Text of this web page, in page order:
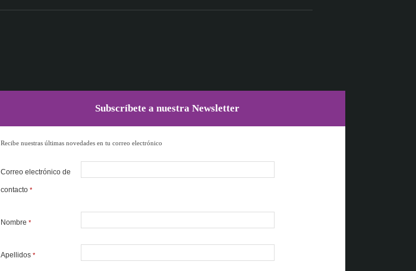
Subscríbete a nuestra Newsletter
Recibe nuestras últimas novedades en tu correo electrónico
Correo electrónico de
contacto *
Nombre *
Apellidos *